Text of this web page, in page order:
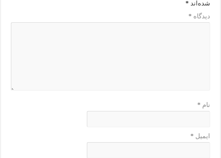
شده‌اند *
دیدگاه *
نام *
ایمیل *